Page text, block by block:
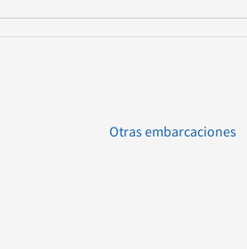
Otras embarcaciones